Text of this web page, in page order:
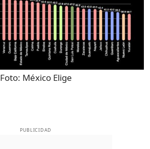
Foto: México Elige
PUBLICIDAD